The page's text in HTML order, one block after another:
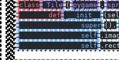
class Tile ( pygame .
	def
__init__
		super
().
		self
		self